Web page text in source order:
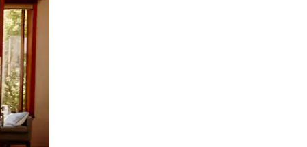
glisser.